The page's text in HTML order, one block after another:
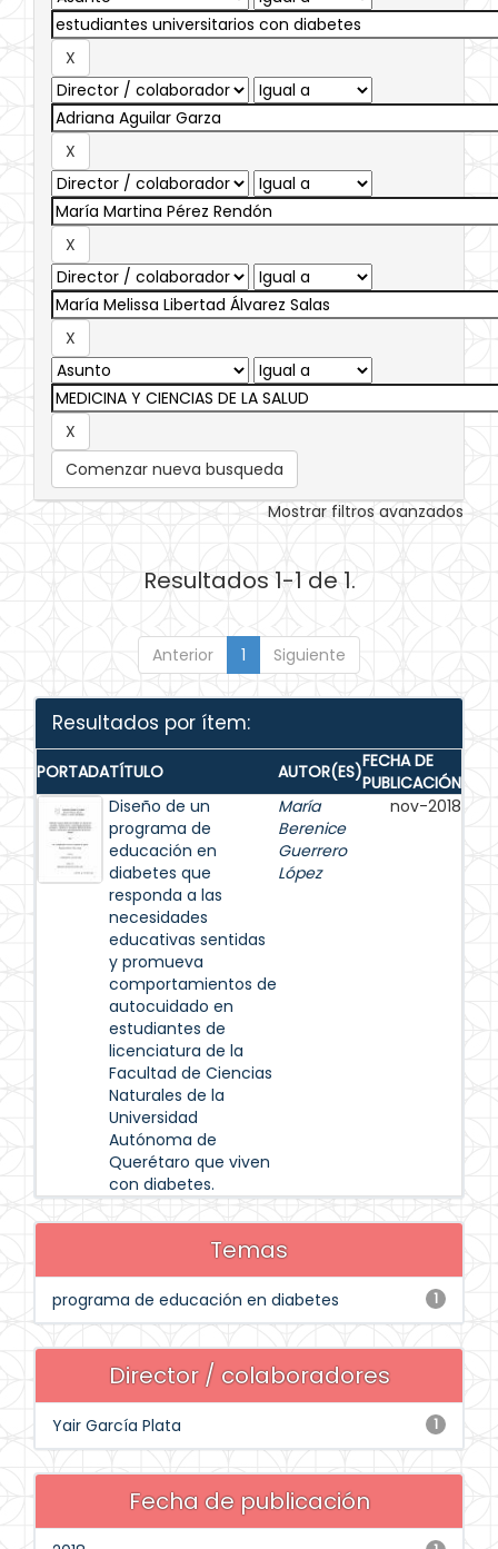
Comenzar nueva busqueda
Mostrar filtros avanzados
Resultados 1-1 de 1.
Anterior 1 Siguiente
Resultados por ítem:
PORTADATÍTULO AUTOR(ES)FECHA DE
PUBLICACIÓN
Diseño de un
programa de
educación en
diabetes que
responda a las
necesidades
educativas sentidas
y promueva
comportamientos de
autocuidado en
estudiantes de
licenciatura de la
Facultad de Ciencias
Naturales de la
Universidad
Autónoma de
Querétaro que viven
con diabetes.
María
Berenice
Guerrero
López
nov-2018
Temas
1
programa de educación en diabetes
Director / colaboradores
1
Yair García Plata
Fecha de publicación